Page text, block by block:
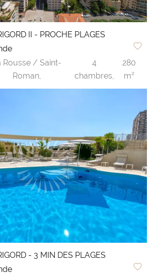
II - PROCHE PLAGES
Rousse / Saint-
Roman,
4
chambres,
280
m²
- 3 MIN DES PLAGES